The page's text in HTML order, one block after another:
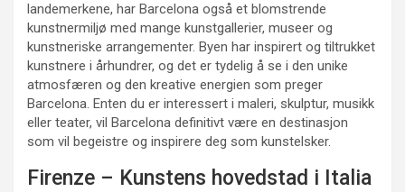
landemerkene, har Barcelona også et blomstrende
kunstnermiljø med mange kunstgallerier, museer og
kunstneriske arrangementer. Byen har inspirert og tiltrukket
kunstnere i århundrer, og det er tydelig å se i den unike
atmosfæren og den kreative energien som preger
Barcelona. Enten du er interessert i maleri, skulptur, musikk
eller teater, vil Barcelona definitivt være en destinasjon
som vil begeistre og inspirere deg som kunstelsker.
Firenze – Kunstens hovedstad i Italia